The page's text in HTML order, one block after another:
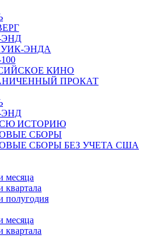
УИК-ЭНДА
КИНО
ПРОКАТ
ИСТОРИЮ
СБОРЫ
СБОРЫ БЕЗ УЧЕТА США
месяца
квартала
полугодия
месяца
квартала